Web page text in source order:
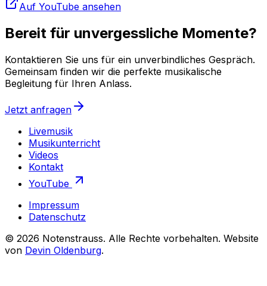
Auf YouTube ansehen
Bereit für unvergessliche Momente?
Kontaktieren Sie uns für ein unverbindliches Gespräch.
Gemeinsam finden wir die perfekte musikalische
Begleitung für Ihren Anlass.
Jetzt anfragen
Livemusik
Musikunterricht
Videos
Kontakt
YouTube
Impressum
Datenschutz
© 2026 Notenstrauss. Alle Rechte vorbehalten. Website
von Devin Oldenburg.